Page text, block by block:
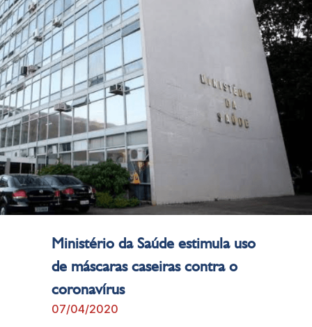
Ministério da Saúde estimula uso
de máscaras caseiras contra o
coronavírus
07/04/2020